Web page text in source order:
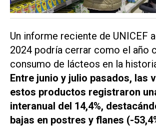
Un informe reciente de UNICEF
2024 podría cerrar como el año
consumo de lácteos en la
Entre junio y julio pasados, las
estos productos registraron
interanual del 14,4%,
bajas en postres y flanes (-